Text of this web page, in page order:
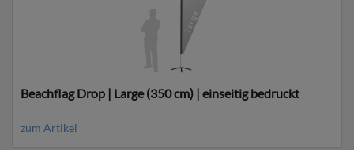
Beachflag Drop | Large (350 cm) | einseitig bedruckt
zum Artikel